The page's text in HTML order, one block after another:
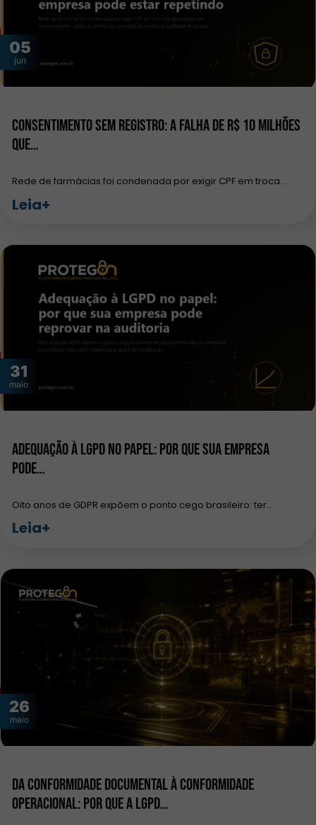
05
jun
Consentimento sem registro: a falha de R$ 10 milhões
que…
Rede de farmácias foi condenada por exigir CPF em troca…
Leia+
31
maio
Adequação à LGPD no papel: por que sua empresa
pode…
Oito anos de GDPR expõem o ponto cego brasileiro: ter…
Leia+
26
maio
Da conformidade documental à conformidade
operacional: por que a LGPD…